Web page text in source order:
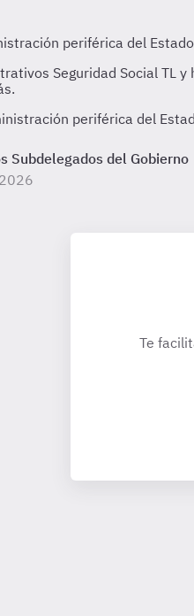
periférica del
Subdelegados del Gobierno
Te